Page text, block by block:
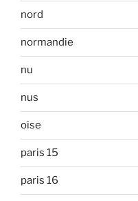
nord
normandie
nu
nus
oise
paris 15
paris 16